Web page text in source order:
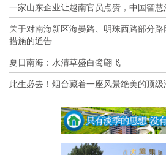
一家山东企业让越南官员点赞，中国智
关于对南海新区海晏路、明珠西路部分
措施的通告
夏日南海：水清草盛白鹭翩飞
此生必去！烟台藏着一座风景绝美的顶级